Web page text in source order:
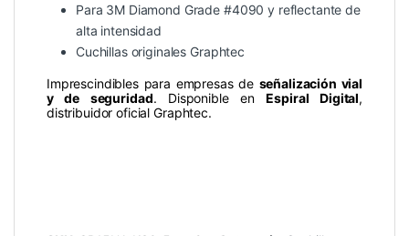
Para 3M Diamond Grade #4090 y reflectante de
alta intensidad
Cuchillas originales Graphtec
Imprescindibles para empresas de señalización vial
y de seguridad. Disponible enEspiral Digital,
distribuidor oficial Graphtec.